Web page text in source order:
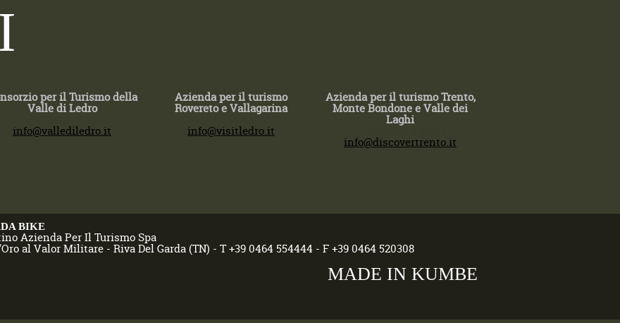
per il Turismo della
Valle di Ledro
info@vallediledro.it
Azienda per il turismo
Rovereto e Vallagarina
info@visitledro.it
Azienda per il turismo Trento,
Monte Bondone e Valle dei
Laghi
info@discovertrento.it
BIKE
Azienda Per Il Turismo Spa
al Valor Militare - Riva Del Garda (TN) - T +39 0464 554444 - F +39 0464 520308
MADE IN KUMBE